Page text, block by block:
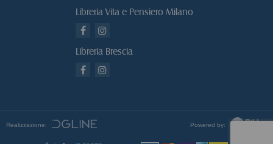
Libreria Vita e Pensiero Milano
Libreria Brescia
Realizzazione: Powered by: